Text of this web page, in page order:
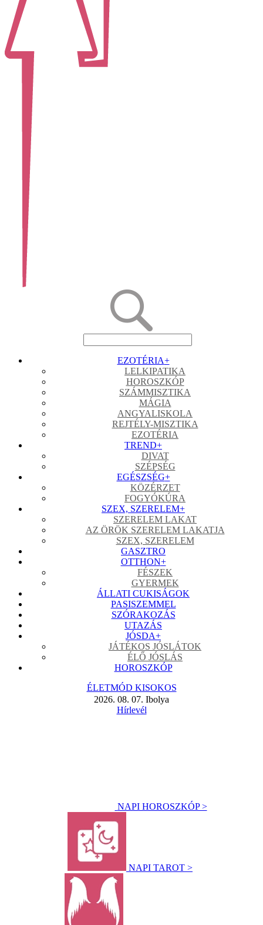
EZOTÉRIA+
LELKIPATIKA
HOROSZKÓP
SZÁMMISZTIKA
MÁGIA
ANGYALISKOLA
REJTÉLY-MISZTIKA
EZOTÉRIA
TREND+
DIVAT
SZÉPSÉG
EGÉSZSÉG+
KÖZÉRZET
FOGYÓKÚRA
SZEX, SZERELEM+
SZERELEM LAKAT
AZ ÖRÖK SZERELEM LAKATJA
SZEX, SZERELEM
GASZTRO
OTTHON+
FÉSZEK
GYERMEK
ÁLLATI CUKISÁGOK
PASISZEMMEL
SZÓRAKOZÁS
UTAZÁS
JÓSDA+
JÁTÉKOS JÓSLÁTOK
ÉLŐ JÓSLÁS
HOROSZKÓP
ÉLETMÓD KISOKOS
2026. 08. 07. Ibolya
Hírlevél
NAPI HOROSZKÓP >
NAPI TAROT >